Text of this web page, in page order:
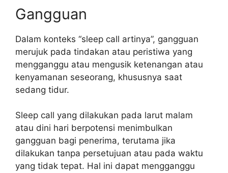
Gangguan
Dalam konteks “sleep call artinya”, gangguan
merujuk pada tindakan atau peristiwa yang
mengganggu atau mengusik ketenangan atau
kenyamanan seseorang, khususnya saat
sedang tidur.
Sleep call yang dilakukan pada larut malam
atau dini hari berpotensi menimbulkan
gangguan bagi penerima, terutama jika
dilakukan tanpa persetujuan atau pada waktu
yang tidak tepat. Hal ini dapat mengganggu